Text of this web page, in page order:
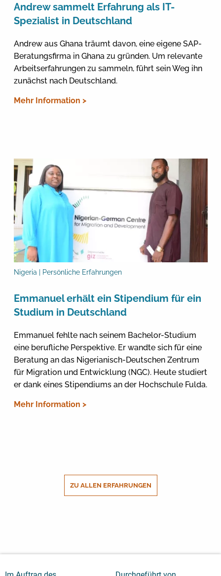
Andrew sammelt Erfahrung als IT-
Spezialist in Deutschland
Andrew aus Ghana träumt davon, eine eigene SAP-
Beratungsfirma in Ghana zu gründen. Um relevante
Arbeitserfahrungen zu sammeln, führt sein Weg ihn
zunächst nach Deutschland.
Mehr Information >
Nigeria | Persönliche Erfahrungen
Emmanuel erhält ein Stipendium für ein
Studium in Deutschland
Emmanuel fehlte nach seinem Bachelor-Studium
eine berufliche Perspektive. Er wandte sich für eine
Beratung an das Nigerianisch-Deutschen Zentrum
für Migration und Entwicklung (NGC). Heute studiert
er dank eines Stipendiums an der Hochschule Fulda.
Mehr Information >
ZU ALLEN ERFAHRUNGEN